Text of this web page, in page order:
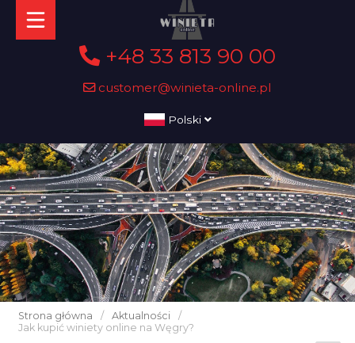
+48 33 813 90 00
customer@winieta-online.pl
Polski
Strona główna / Aktualności
/
Jak kupić winiety online na Węgry?